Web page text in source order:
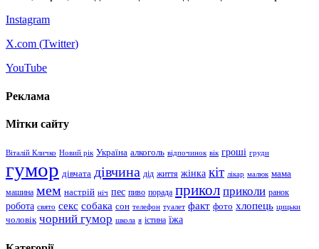
Instagram
X.com (Twitter)
YouTube
Реклама
Мітки сайту
Віталій Кличко Новий рік Україна алкоголь відпочинок вік гроші груди
гумор дівчата дівчина дід життя жінка кіт лікар малюк мама
машина мем настрій ніч пес пиво порада прикол приколи ранок
робота свято секс собака сон телефон туалет факт фото хлопець цицьки
чоловік чорний гумор школа я істина їжа